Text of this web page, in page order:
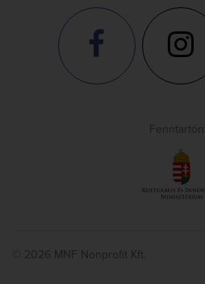
© 2026 MNF Nonprofit Kft.